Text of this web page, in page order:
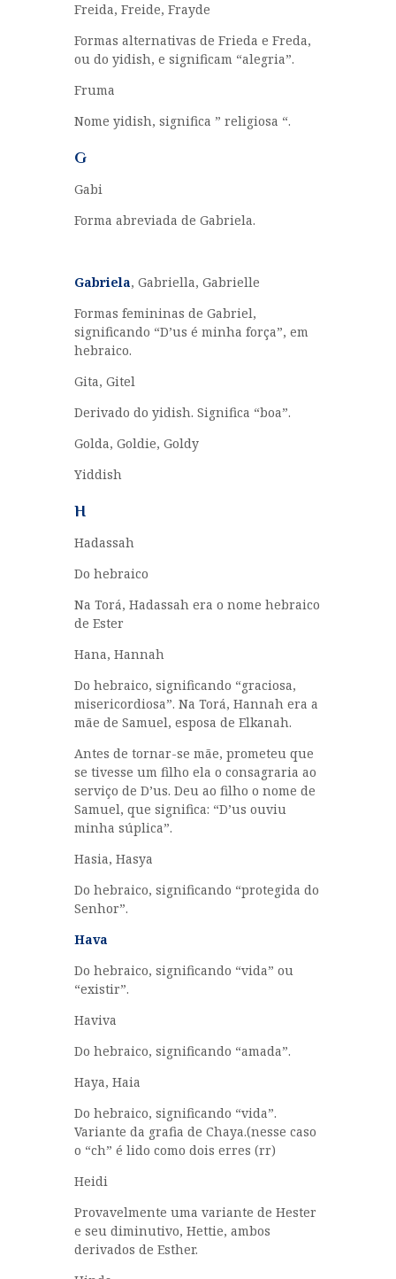
Freida, Freide, Frayde
Formas alternativas de Frieda e Freda,
ou do yidish, e significam “alegria”.
Fruma
Nome yidish, significa ” religiosa “.
G
Gabi
Forma abreviada de Gabriela.
Gabriela, Gabriella, Gabrielle
Formas femininas de Gabriel,
significando “D’us é minha força”, em
hebraico.
Gita, Gitel
Derivado do yidish. Significa “boa”.
Golda, Goldie, Goldy
Yiddish
H
Hadassah
Do hebraico
Na Torá, Hadassah era o nome hebraico
de Ester
Hana, Hannah
Do hebraico, significando “graciosa,
misericordiosa”. Na Torá, Hannah era a
mãe de Samuel, esposa de Elkanah.
Antes de tornar-se mãe, prometeu que
se tivesse um filho ela o consagraria ao
serviço de D’us. Deu ao filho o nome de
Samuel, que significa: “D’us ouviu
minha súplica”.
Hasia, Hasya
Do hebraico, significando “protegida do
Senhor”.
Hava
Do hebraico, significando “vida” ou
“existir”.
Haviva
Do hebraico, significando “amada”.
Haya, Haia
Do hebraico, significando “vida”.
Variante da grafia de Chaya.(nesse caso
o “ch” é lido como dois erres (rr)
Heidi
Provavelmente uma variante de Hester
e seu diminutivo, Hettie, ambos
derivados de Esther.